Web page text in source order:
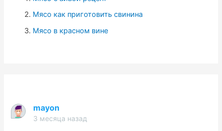
Мясо как приготовить свинина
Мясо в красном вине
mayon
3 месяца назад